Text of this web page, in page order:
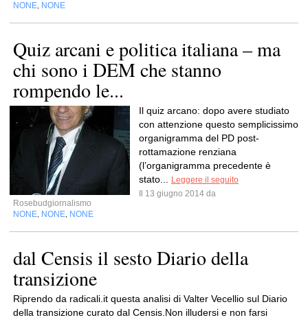
NONE NONE
Quiz arcani e politica italiana – ma
chi sono i DEM che stanno
rompendo le...
Il quiz arcano: dopo avere studiato
con attenzione questo semplicissimo
organigramma del PD post-
rottamazione renziana
(l’organigramma precedente è
stato...
Leggere il seguito
Il 13 giugno 2014 da
Rosebudgiornalismo
NONE NONE NONE
dal Censis il sesto Diario della
transizione
Riprendo da radicali.it questa analisi di Valter Vecellio sul Diario
della transizione curato dal Censis.Non illudersi e non farsi